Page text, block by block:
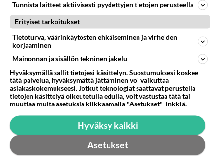
Tunnista laitteet aktiivisesti pyydettyjen tietojen perusteella
Erityiset tarkoitukset
Tietoturva, väärinkäytösten ehkäiseminen ja virheiden
korjaaminen
Mainonnan ja sisällön tekninen jakelu
Hyväksymällä sallit tietojesi käsittelyn. Suostumuksesi koskee
tätä palvelua, hyväksymättä jättäminen voi vaikuttaa
asiakaskokemukseesi. Jotkut teknologiat saattavat perustella
tietojen käsittelyä oikeutetulla edulla, voit vastustaa tätä tai
muuttaa muita asetuksia klikkaamalla "Asetukset" linkkiä.
Hyväksy kaikki
Asetukset